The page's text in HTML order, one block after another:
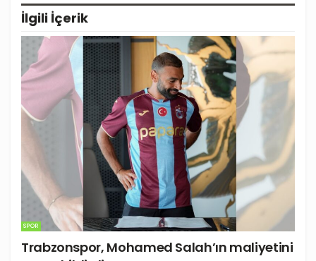
İlgili İçerik
SPOR
Trabzonspor, Mohamed Salah’ın maliyetini